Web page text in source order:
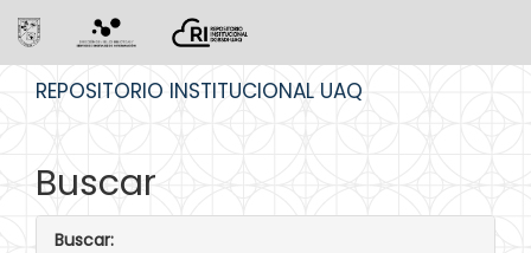
REPOSITORIO INSTITUCIONAL UAQ
Buscar
Buscar: